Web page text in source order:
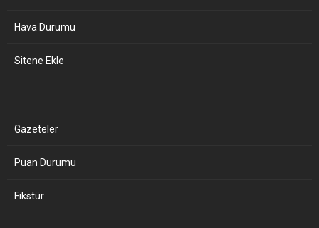
Hava Durumu
Sitene Ekle
Gazeteler
Puan Durumu
Fikstür